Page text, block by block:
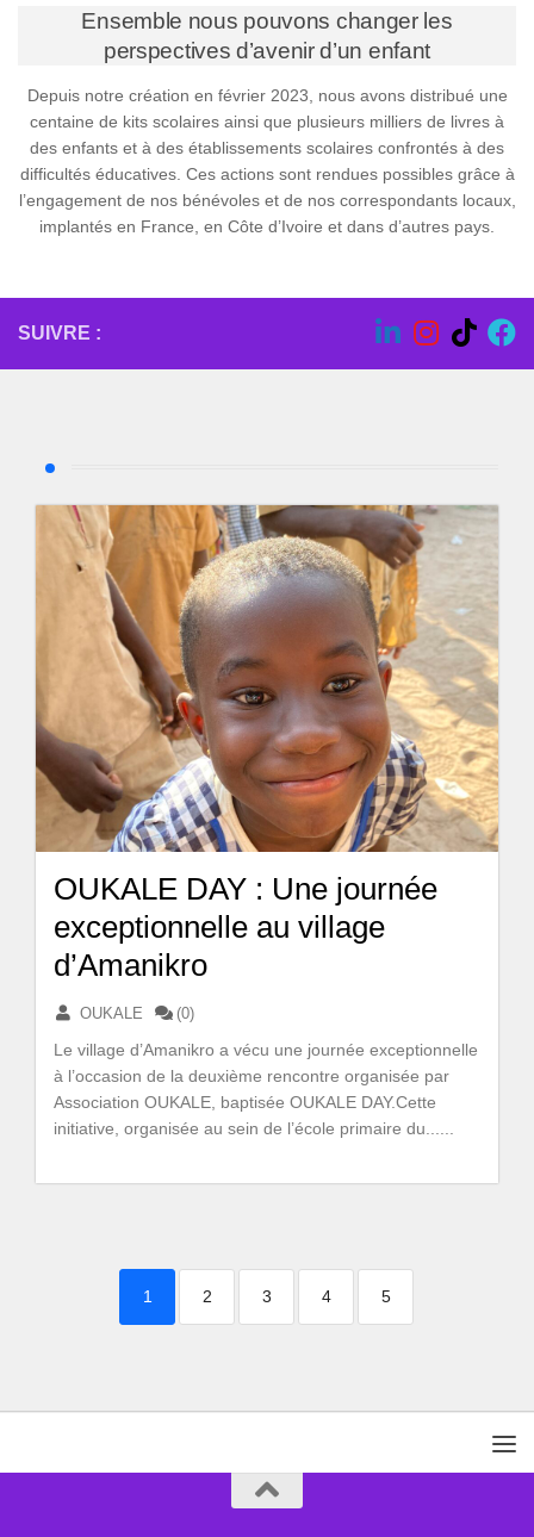
Ensemble nous pouvons changer les
perspectives d’avenir d’un enfant
Depuis notre création en février 2023, nous avons distribué une
centaine de kits scolaires ainsi que plusieurs milliers de livres à
des enfants et à des établissements scolaires confrontés à des
difficultés éducatives. Ces actions sont rendues possibles grâce à
l’engagement de nos bénévoles et de nos correspondants locaux,
implantés en France, en Côte d’Ivoire et dans d’autres pays.
SUIVRE :
OUKALE DAY : Une journée
exceptionnelle au village
d’Amanikro
OUKALE (0)
Le village d’Amanikro a vécu une journée exceptionnelle
à l’occasion de la deuxième rencontre organisée par
Association OUKALE, baptisée OUKALE DAY.Cette
initiative, organisée au sein de l’école primaire du......
1 2 3 4 5